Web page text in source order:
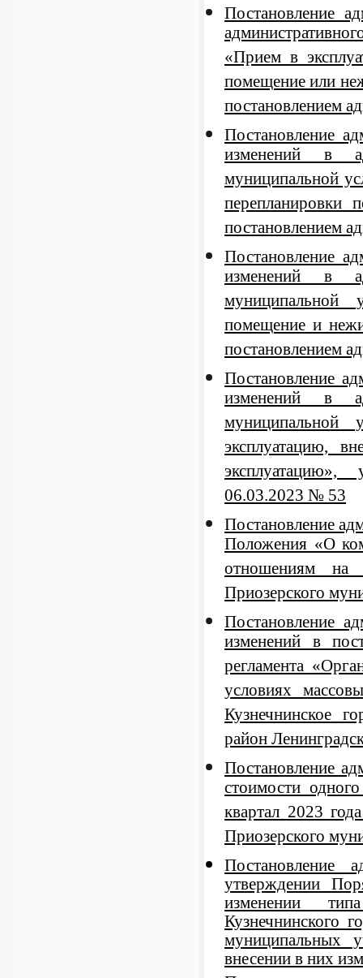
Постановление
«Прием в
помещение или
постановлением
Постановление
изменений в
муниципальной
перепланировки
постановлением
Постановление
изменений в
помещение и
постановлением
Постановление
изменений в
эксплуатацию,
эксплуатацию»,
06.03.2023 № 53
Постановление
Положения «О
отношениям на
Приозерского
Постановление
изменений в
регламента
условиях
Кузнечнинское
район
Постановление
стоимости
квартал 2023
Приозерского
утверждении
изменении
Кузнечнинского
муниципальных
внесении в них